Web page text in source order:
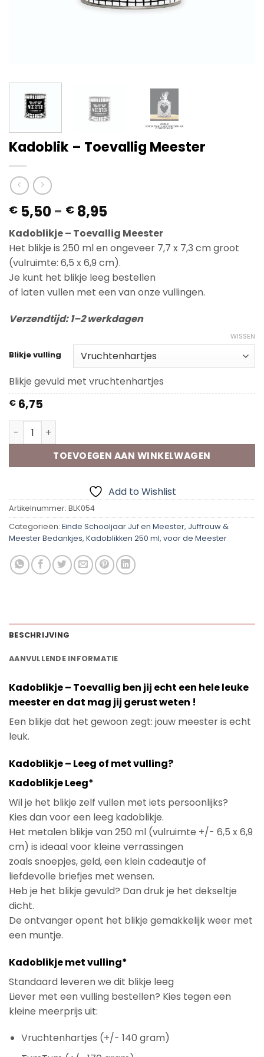
Kadoblik – Toevallig Meester
€ 5,50- € 8,95Prijsklasse:
€ 5,50
tot
€ 8,95
Kadoblikje – Toevallig Meester
Het blikje is 250 ml en ongeveer 7,7 x 7,3 cm groot
(vulruimte: 6,5 x 6,9 cm).
Je kunt het blikje leeg bestellen
of laten vullen met een van onze vullingen.
Verzendtijd: 1–2 werkdagen
Blikje vulling
WISSEN
Blikje gevuld met vruchtenhartjes
€ 6,75
Kadoblik - Toevallig Meester aantal
TOEVOEGEN AAN WINKELWAGEN
Add to Wishlist
Artikelnummer: BLK054
Categorieën: Einde Schooljaar Juf en Meester, Juffrouw &
Meester Bedankjes, Kadoblikken 250 ml, voor de Meester
BESCHRIJVING
AANVULLENDE INFORMATIE
Kadoblikje – Toevallig ben jij echt een hele leuke
meester en dat mag jij gerust weten !
Een blikje dat het gewoon zegt: jouw meester is echt
leuk.
Kadoblikje – Leeg of met vulling?
Kadoblikje Leeg*
Wil je het blikje zelf vullen met iets persoonlijks?
Kies dan voor een leeg kadoblikje.
Het metalen blikje van 250 ml (vulruimte +/- 6,5 x 6,9
cm) is ideaal voor kleine verrassingen
zoals snoepjes, geld, een klein cadeautje of
liefdevolle briefjes met wensen.
Heb je het blikje gevuld? Dan druk je het dekseltje
dicht.
De ontvanger opent het blikje gemakkelijk weer met
een muntje.
Kadoblikje met vulling*
Standaard leveren we dit blikje leeg
Liever met een vulling bestellen? Kies tegen een
kleine meerprijs uit:
Vruchtenhartjes (+/- 140 gram)